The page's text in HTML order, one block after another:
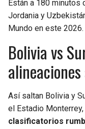
Están a 180 minutos
Jordania y
Mundo en este 2026.
Bolivia vs
Así saltan Bolivia y
el Estadio
clasificatorios